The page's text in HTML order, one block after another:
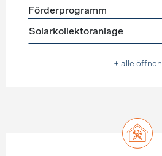
Förderprogramme
Förderprogramm
Solarkollektoranlage
+ alle öffnen